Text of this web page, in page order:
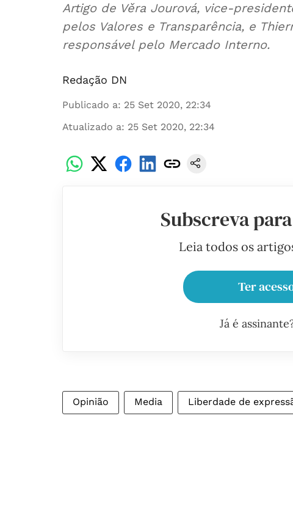
Artigo de Věra Jourová, vice-
pelos Valores e Transparência, e
responsável pelo Mercado Interno.
Redação DN
Publicado a: 25 Set 2020, 22:34
Atualizado a: 25 Set 2020, 22:34
Subscreva
Leia todos os
Ter
Já é
Opinião Media Liberdade de